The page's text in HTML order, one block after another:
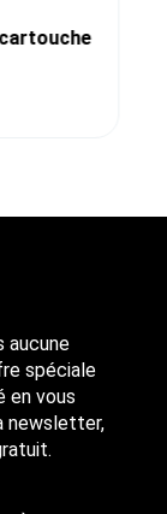
aucune
spéciale
en vous
newsletter,